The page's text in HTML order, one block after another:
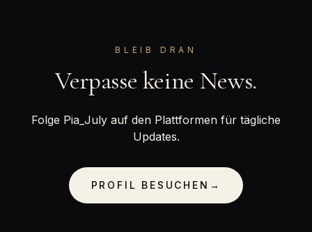
BLEIB DRAN
Verpasse keine News.
Folge Pia_July auf den Plattformen für tägliche
Updates.
PROFIL BESUCHEN →